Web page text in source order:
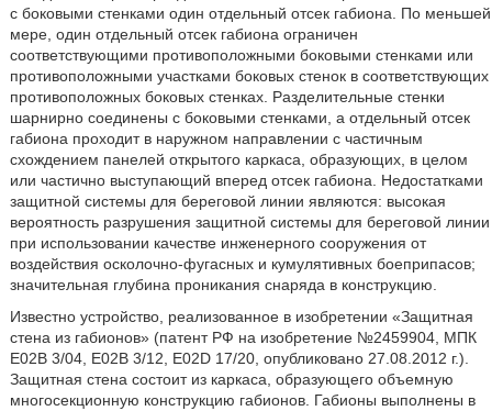
с боковыми стенками один отдельный отсек габиона. По меньшей
мере, один отдельный отсек габиона ограничен
соответствующими противоположными боковыми стенками или
противоположными участками боковых стенок в соответствующих
противоположных боковых стенках. Разделительные стенки
шарнирно соединены с боковыми стенками, а отдельный отсек
габиона проходит в наружном направлении с частичным
схождением панелей открытого каркаса, образующих, в целом
или частично выступающий вперед отсек габиона. Недостатками
защитной системы для береговой линии являются: высокая
вероятность разрушения защитной системы для береговой линии
при использовании качестве инженерного сооружения от
воздействия осколочно-фугасных и кумулятивных боеприпасов;
значительная глубина проникания снаряда в конструкцию.
Известно устройство, реализованное в изобретении «Защитная
стена из габионов» (патент РФ на изобретение №2459904, МПК
Е02В 3/04, Е02В 3/12, E02D 17/20, опубликовано 27.08.2012 г.).
Защитная стена состоит из каркаса, образующего объемную
многосекционную конструкцию габионов. Габионы выполнены в